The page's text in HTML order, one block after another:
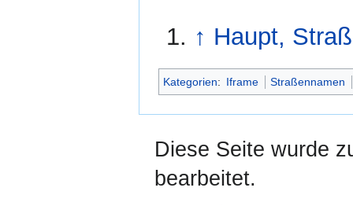
↑ Haupt,
Kategorien: Iframe Straßennamen
Diese Seite wurde
bearbeitet.